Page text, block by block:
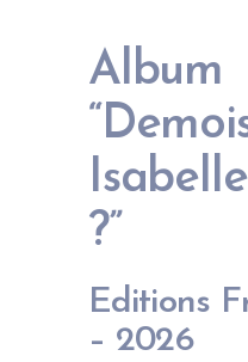
Album
?”
Editions
– 2026